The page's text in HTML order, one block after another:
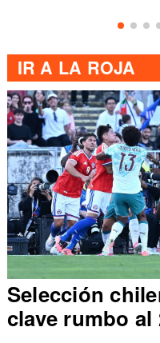
IR A LA ROJA
Selección
clave rumbo al